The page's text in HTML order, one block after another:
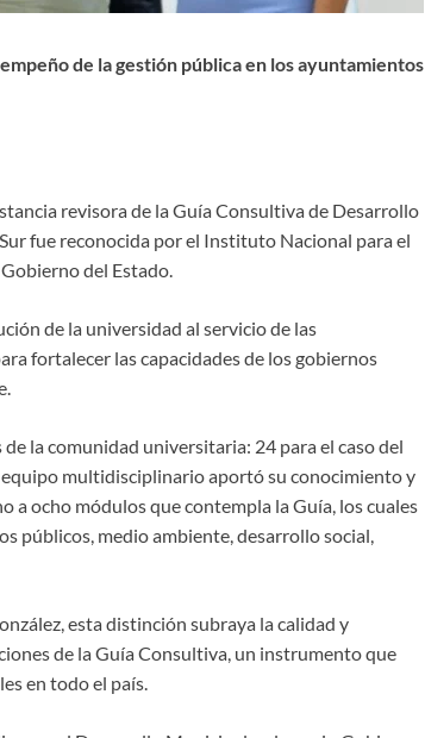
de la gestión pública en los ayuntamientos
revisora de la Guía Consultiva de Desarrollo
fue reconocida por el Instituto Nacional para el
del Estado.
de la universidad al servicio de las
fortalecer las capacidades de los gobiernos
la comunidad universitaria: 24 para el caso del
equipo multidisciplinario aportó su conocimiento y
a ocho módulos que contempla la Guía, los cuales
públicos, medio ambiente, desarrollo social,
esta distinción subraya la calidad y
de la Guía Consultiva, un instrumento que
en todo el país.